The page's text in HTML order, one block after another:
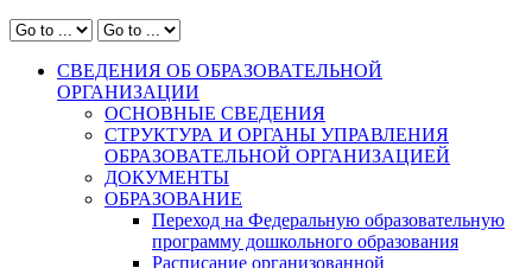
СВЕДЕНИЯ ОБ ОБРАЗОВАТЕЛЬНОЙ
ОРГАНИЗАЦИИ
ОСНОВНЫЕ СВЕДЕНИЯ
СТРУКТУРА И ОРГАНЫ УПРАВЛЕНИЯ
ОБРАЗОВАТЕЛЬНОЙ ОРГАНИЗАЦИЕЙ
ДОКУМЕНТЫ
ОБРАЗОВАНИЕ
Переход на Федеральную образовательную
программу дошкольного образования
Расписание организованной